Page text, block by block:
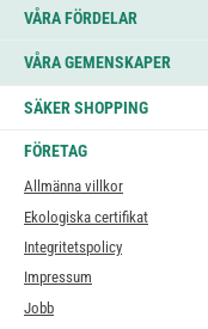
VÅRA FÖRDELAR
VÅRA GEMENSKAPER
SÄKER SHOPPING
FÖRETAG
Allmänna villkor
Ekologiska certifikat
Integritetspolicy
Impressum
Jobb